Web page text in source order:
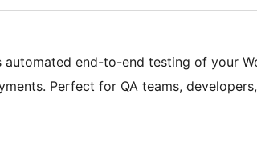
automated end-to-end testing of your
Perfect for QA teams,